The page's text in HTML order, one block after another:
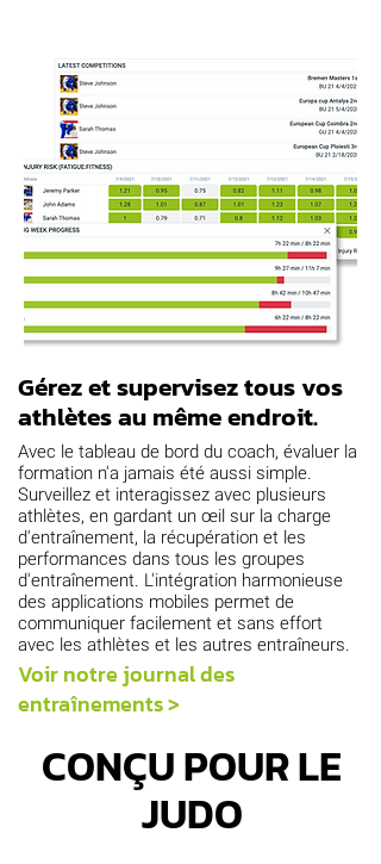
Gérez et supervisez tous vos
athlètes au même endroit.
Avec le tableau de bord du coach, évaluer la
formation n'a jamais été aussi simple.
Surveillez et interagissez avec plusieurs
athlètes, en gardant un œil sur la charge
d'entraînement, la récupération et les
performances dans tous les groupes
d'entraînement. L'intégration harmonieuse
des applications mobiles permet de
communiquer facilement et sans effort
avec les athlètes et les autres entraîneurs.
Voir notre journal des
entraînements >
CONÇU POUR LE
JUDO